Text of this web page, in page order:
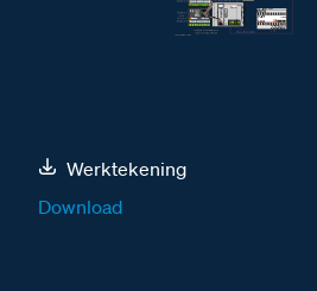
Werktekening
Download